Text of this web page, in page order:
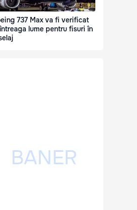
737 Max va fi verificat
lume pentru fisuri în